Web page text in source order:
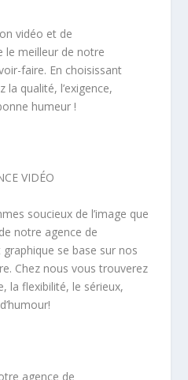
vidéo et de
le meilleur de notre
faire. En choisissant
la qualité, l’exigence,
humeur !
VIDÉO
soucieux de l’image que
notre agence de
se base sur nos
Chez nous vous trouverez
la flexibilité, le sérieux,
agence de